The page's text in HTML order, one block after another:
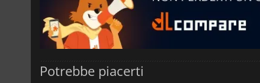
Potrebbe piacerti